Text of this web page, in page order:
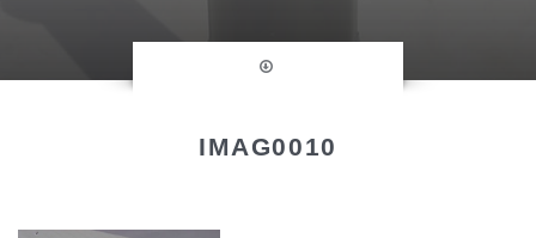
IMAG0010